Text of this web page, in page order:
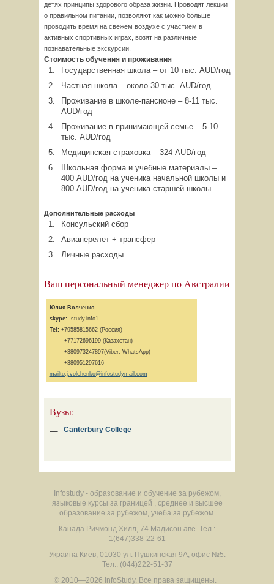
детях принципы здорового образа жизни. Проводят лекции
о правильном питании, позволяют как можно больше
проводить время на свежем воздухе с участием в
активных спортивных играх, возят на различные
познавательные экскурсии.
Стоимость обучения и проживания
Государственная школа – от 10 тыс. AUD/год
Частная школа – около 30 тыс. AUD/год
Проживание в школе-пансионе – 8-11 тыс.
AUD/год
Проживание в принимающей семье – 5-10
тыс. AUD/год
Медицинская страховка – 324 AUD/год
Школьная форма и учебные материалы –
400 AUD/год на ученика начальной школы и
800 AUD/год на ученика старшей школы
Дополнительные расходы
Консульский сбор
Авиаперелет + трансфер
Личные расходы
Ваш персональный менеджер по Австралии
Юлия Волченко
skype:study.info1
Tel:+79585815662 (Россия)
+77172696199 (Казахстан)
+380973247897(Viber, WhatsApp)
+380951297616
mailto:j.volchenko@infostudymail.com
Вузы:
Canterbury College
Infostudy - образование и обучение за рубежом,
языковые курсы за границей , среднее и высшее
образование за рубежом, учеба за рубежом.
Канада Ричмонд Хилл, 74 Мадисон аве. Тел.:
1(647)338-22-61
Украина Киев, 01030 ул. Пушкинская 9А, офис №5.
Тел.: (044)222-51-37
© 2010—2026 InfoStudy. Все права защищены.